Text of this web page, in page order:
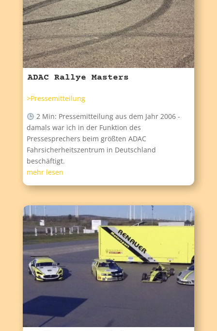
ADAC Rallye Masters
>Pressemitteilung
2 Min: Pressemitteilung aus dem Jahr 2006 -
damals war ich in der Funktion des
Pressesprechers beim größten ADAC
Fahrsicherheitszentrum in Deutschland
beschäftigt.
mehr lesen